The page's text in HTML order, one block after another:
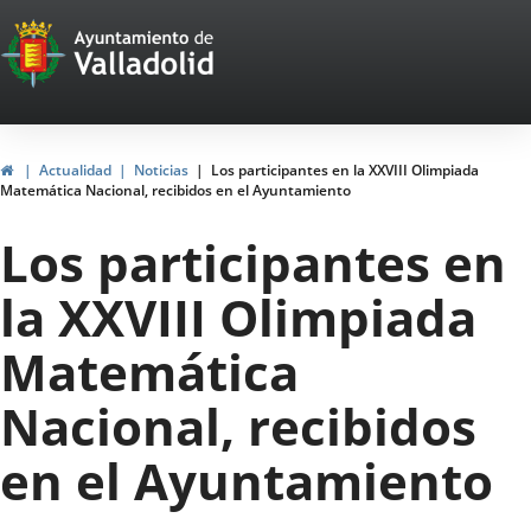
Portal
Web
del
Ayuntamiento
de
Valladolid
HomeActualidad Noticias
Los participantes en la XXVIII Olimpiada
Matemática Nacional, recibidos en el Ayuntamiento
Los participantes en
la XXVIII Olimpiada
Matemática
Nacional, recibidos
en el Ayuntamiento